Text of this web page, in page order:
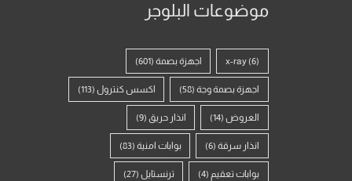
موضوعات البلوجر
x-ray (6) اجهزة بصمة (601)
اجهزة بصمة وجة(58) اكسس كنترول (113)
العروض(14) انذار حريق (9)
انذار سرقة(6) بوابات امنية (83)
بوابات تعقيم (4) ترنستايل (27)